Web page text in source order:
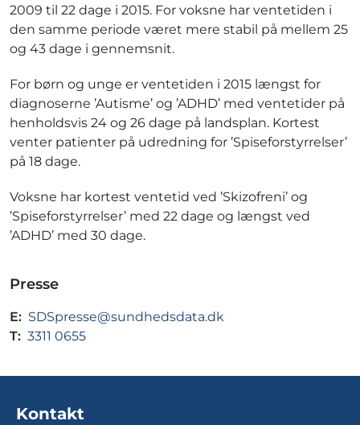
2009 til 22 dage i 2015. For voksne har ventetiden i
den samme periode været mere stabil på mellem 25
og 43 dage i gennemsnit.
For børn og unge er ventetiden i 2015 længst for
diagnoserne ’Autisme’ og ’ADHD’ med ventetider på
henholdsvis 24 og 26 dage på landsplan. Kortest
venter patienter på udredning for ’Spiseforstyrrelser’
på 18 dage.
Voksne har kortest ventetid ved ’Skizofreni’ og
’Spiseforstyrrelser’ med 22 dage og længst ved
’ADHD’ med 30 dage.
Presse
E: SDSpresse@sundhedsdata.dk
T: 3311 0655
Kontakt